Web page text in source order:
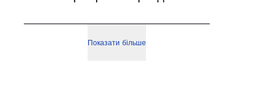
Показати більше